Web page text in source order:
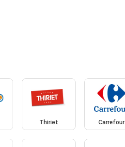
Thiriet Carrefour